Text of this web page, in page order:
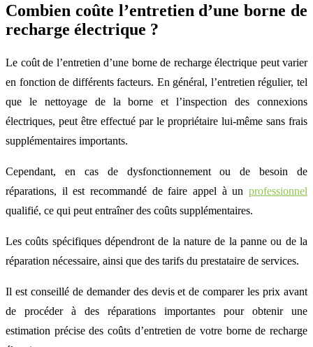
Combien coûte l’entretien d’une borne de
recharge électrique ?
Le coût de l’entretien d’une borne de recharge électrique peut varier
en fonction de différents facteurs. En général, l’entretien régulier, tel
que le nettoyage de la borne et l’inspection des connexions
électriques, peut être effectué par le propriétaire lui-même sans frais
supplémentaires importants.
Cependant, en cas de dysfonctionnement ou de besoin de
réparations, il est recommandé de faire appel à un professionnel
qualifié, ce qui peut entraîner des coûts supplémentaires.
Les coûts spécifiques dépendront de la nature de la panne ou de la
réparation nécessaire, ainsi que des tarifs du prestataire de services.
Il est conseillé de demander des devis et de comparer les prix avant
de procéder à des réparations importantes pour obtenir une
estimation précise des coûts d’entretien de votre borne de recharge